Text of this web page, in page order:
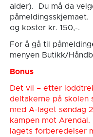
alder). Du må da
og koster kr. 150,-.
For å gå til
menyen Butikk/
Bonus
Det vil – etter
deltakerne på skolen
med A-laget søndag
kampen mot
lagets forberedelser